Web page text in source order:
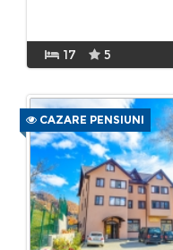
17 5
CAZARE PENSIUNI